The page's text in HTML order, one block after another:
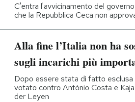
C'entra l'avvicinamento del
che la Repubblica Ceca non
Alla fine l’Italia non ha
sugli incarichi più
Dopo essere stata di fatto
votato contro António Costa e
der Leyen